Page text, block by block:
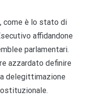
come è lo stato di
affidandone
parlamentari.
azzardato definire
delegittimazione